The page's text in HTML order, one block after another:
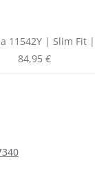
11542Y | Slim Fit |
Cropped | Blue
Regulärer Preis:
84,95 €